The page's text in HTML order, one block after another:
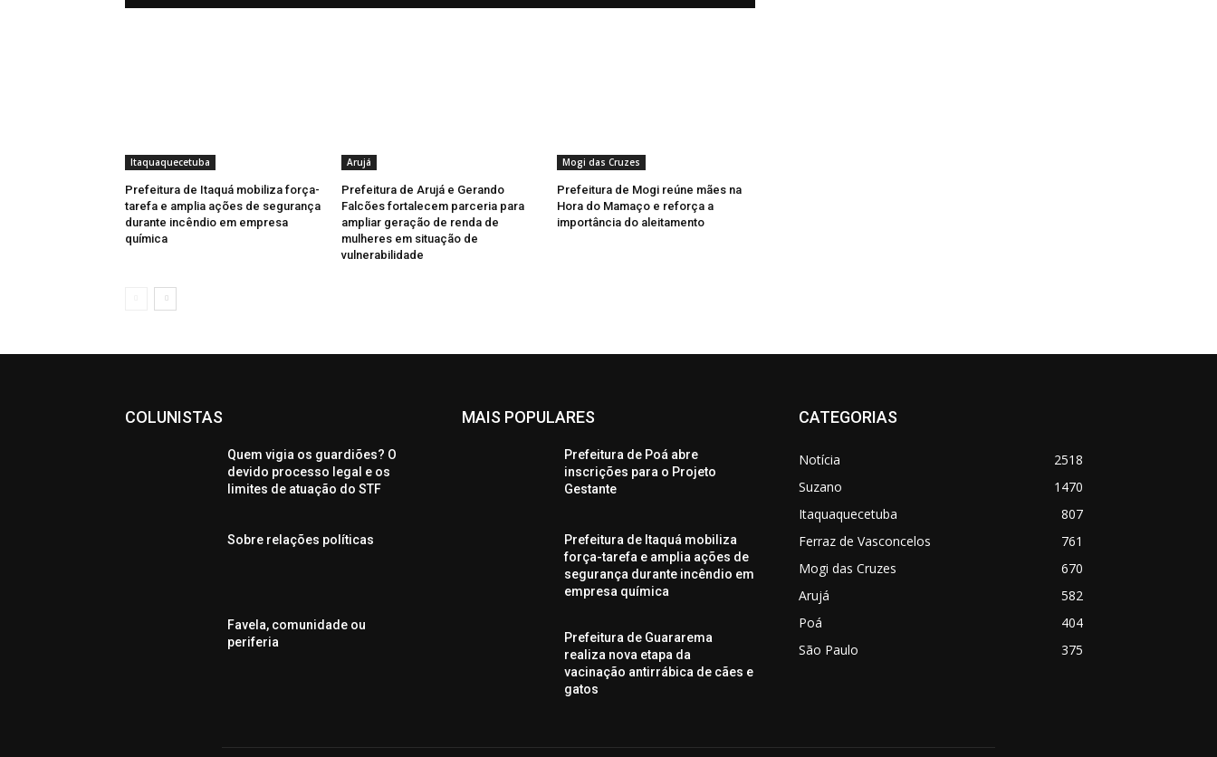
Itaquaquecetuba
Prefeitura de Itaquá mobiliza força-
tarefa e amplia ações de segurança
durante incêndio em empresa
química
Arujá
Prefeitura de Arujá e Gerando
Falcões fortalecem parceria para
ampliar geração de renda de
mulheres em situação de
vulnerabilidade
Mogi das Cruzes
Prefeitura de Mogi reúne mães na
Hora do Mamaço e reforça a
importância do aleitamento
COLUNISTAS
Quem vigia os guardiões? O
devido processo legal e os
limites de atuação do STF
Sobre relações políticas
Favela, comunidade ou
periferia
MAIS POPULARES
Prefeitura de Poá abre
inscrições para o Projeto
Gestante
Prefeitura de Itaquá mobiliza
força-tarefa e amplia ações de
segurança durante incêndio em
empresa química
Prefeitura de Guararema
realiza nova etapa da
vacinação antirrábica de cães e
gatos
CATEGORIAS
Notícia
2518
Suzano
1470
Itaquaquecetuba
807
Ferraz de Vasconcelos
761
Mogi das Cruzes
670
Arujá
582
Poá
404
São Paulo
375